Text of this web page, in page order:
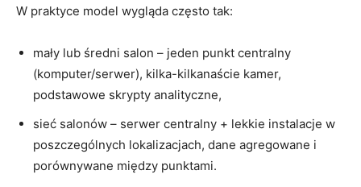
W praktyce model wygląda często tak:
mały lub średni salon – jeden punkt centralny
(komputer/serwer), kilka-kilkanaście kamer,
podstawowe skrypty analityczne,
sieć salonów – serwer centralny + lekkie instalacje w
poszczególnych lokalizacjach, dane agregowane i
porównywane między punktami.